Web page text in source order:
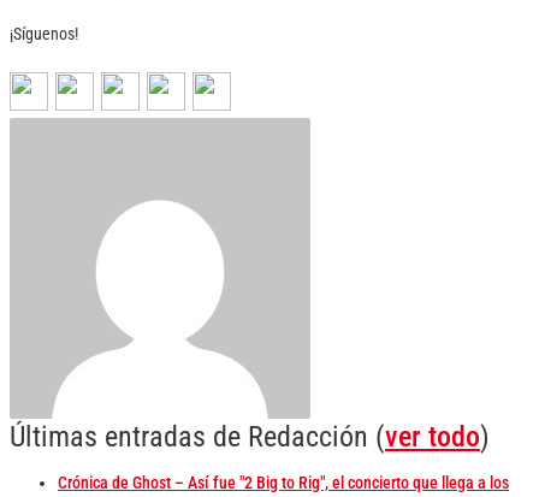
¡Síguenos!
Últimas entradas de Redacción (ver todo)
Crónica de Ghost – Así fue "2 Big to Rig", el concierto que llega a los